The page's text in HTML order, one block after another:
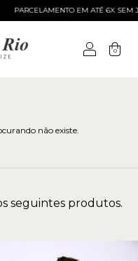
PARCELAMENTO EM ATÉ 6X SEM
0
não existe.
seguintes produtos.